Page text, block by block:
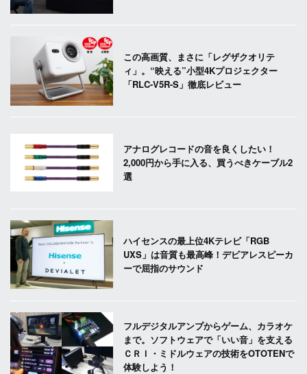
この高画質、まさに「レグザクオリテ
ィ」。“映える”小型4Kプロジェクター
「RLC-V5R-S」徹底レビュー
アナログレコードの音を良くしたい！
2,000円から手に入る、買うべきケーブル2
選
ハイセンスの最上位4Kテレビ「RGB
UXS」は音質も最高峰！デビアレスピーカ
ーで屈指のサウンド
フルデジタルアンプからゲーム、カラオケ
まで。ソフトウェアで「いい音」を支える
ＣＲＩ・ミドルウェアの技術をOTOTENで
体験しよう！